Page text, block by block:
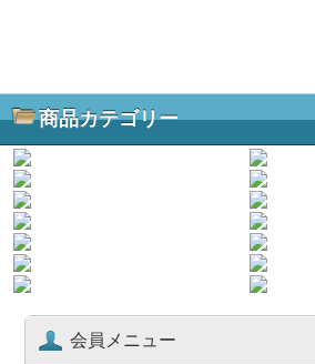
商品カテゴリー
会員メニュー